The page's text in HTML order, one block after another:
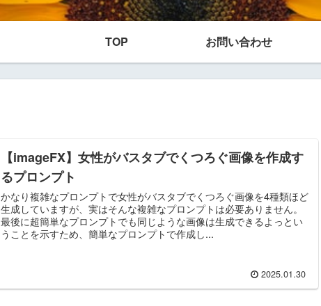
TOP お問い合わせ
【imageFX】女性がバスタブでくつろぐ画像を作成す
るプロンプト
かなり複雑なプロンプトで女性がバスタブでくつろぐ画像を4種類ほど
生成していますが、実はそんな複雑なプロンプトは必要ありません。
最後に超簡単なプロンプトでも同じような画像は生成できるよっとい
うことを示すため、簡単なプロンプトで作成し...
2025.01.30